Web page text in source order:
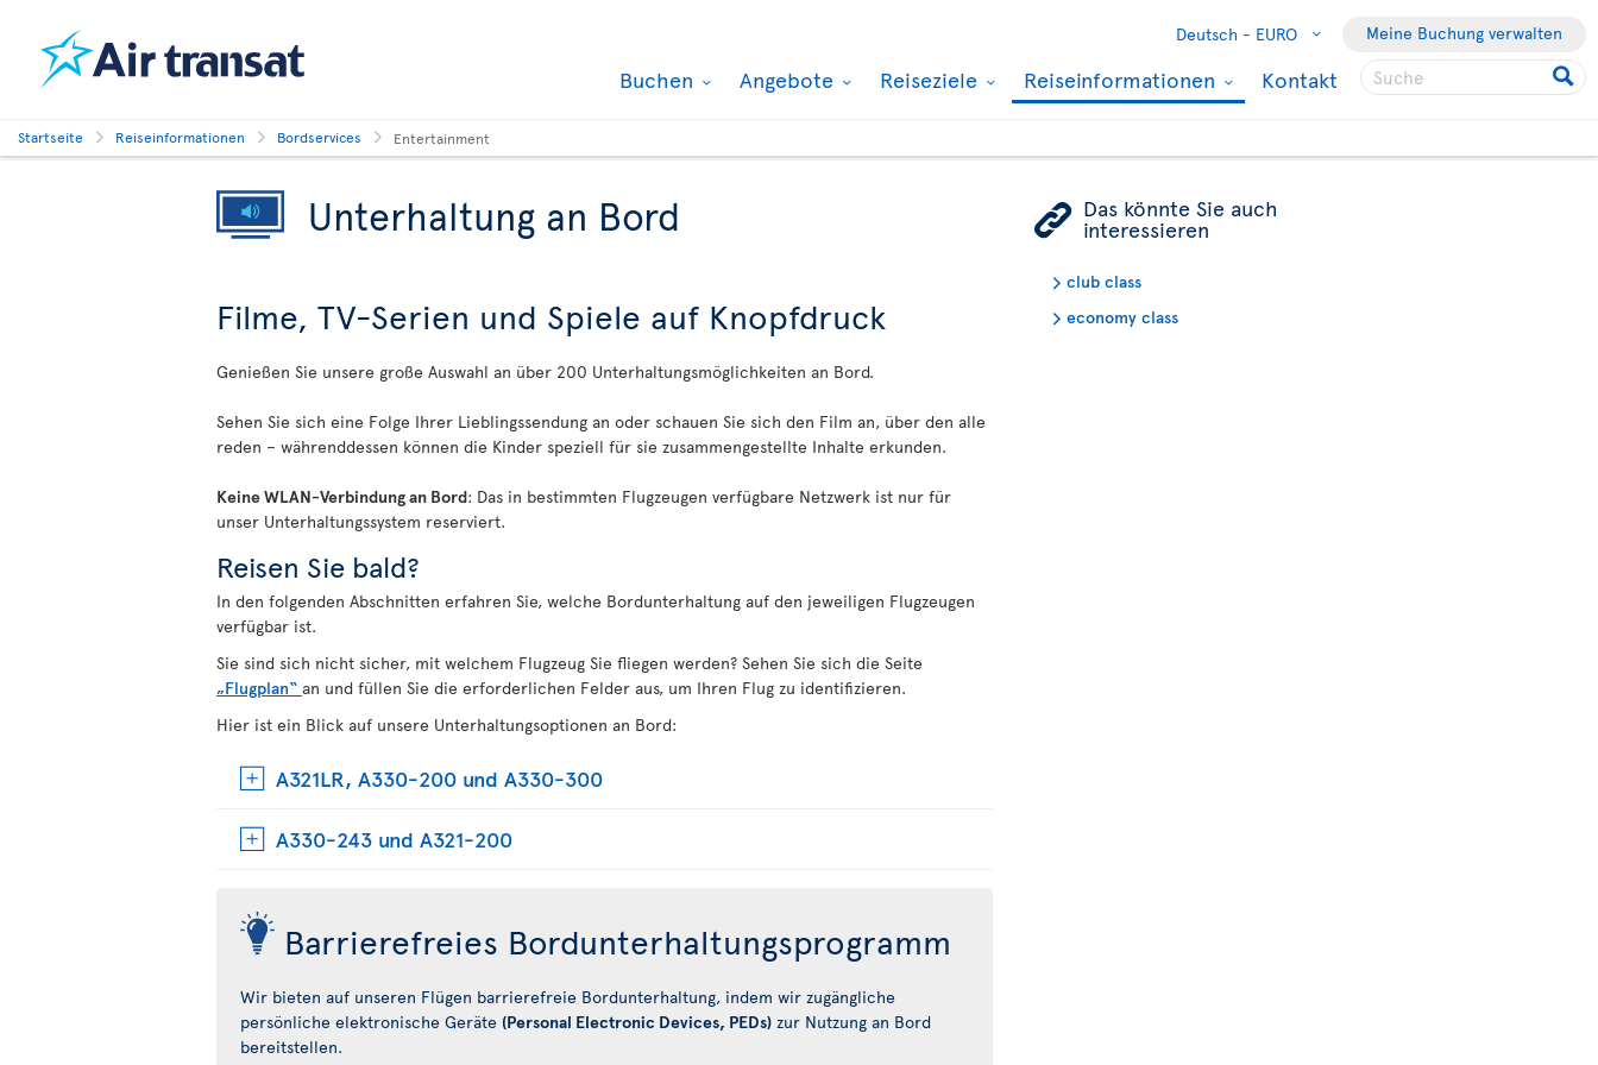
Deutsch - EURO Meine Buchung verwalten
Buchen Angebote Reiseziele Reiseinformationen Kontakt
Startseite Reiseinformationen Bordservices Entertainment
Unterhaltung an Bord
Filme, TV-Serien und Spiele auf Knopfdruck
Genießen Sie unsere große Auswahl an über 200 Unterhaltungsmöglichkeiten an Bord.
Sehen Sie sich eine Folge Ihrer Lieblingssendung an oder schauen Sie sich den Film an, über den alle
reden – währenddessen können die Kinder speziell für sie zusammengestellte Inhalte erkunden.
Keine WLAN-Verbindung an Bord: Das in bestimmten Flugzeugen verfügbare Netzwerk ist nur für
unser Unterhaltungssystem reserviert.
Reisen Sie bald?
In den folgenden Abschnitten erfahren Sie, welche Bordunterhaltung auf den jeweiligen Flugzeugen
verfügbar ist.
Sie sind sich nicht sicher, mit welchem Flugzeug Sie fliegen werden? Sehen Sie sich die Seite
„Flugplan“ an und füllen Sie die erforderlichen Felder aus, um Ihren Flug zu identifizieren.
Hier ist ein Blick auf unsere Unterhaltungsoptionen an Bord:
A321LR, A330-200 und A330-300
A330-243 und A321-200
Barrierefreies Bordunterhaltungsprogramm
Wir bieten auf unseren Flügen barrierefreie Bordunterhaltung, indem wir zugängliche
persönliche elektronische Geräte (Personal Electronic Devices, PEDs) zur Nutzung an Bord
bereitstellen.
ÿ Das könnte Sie auch
interessieren
club class
economy class